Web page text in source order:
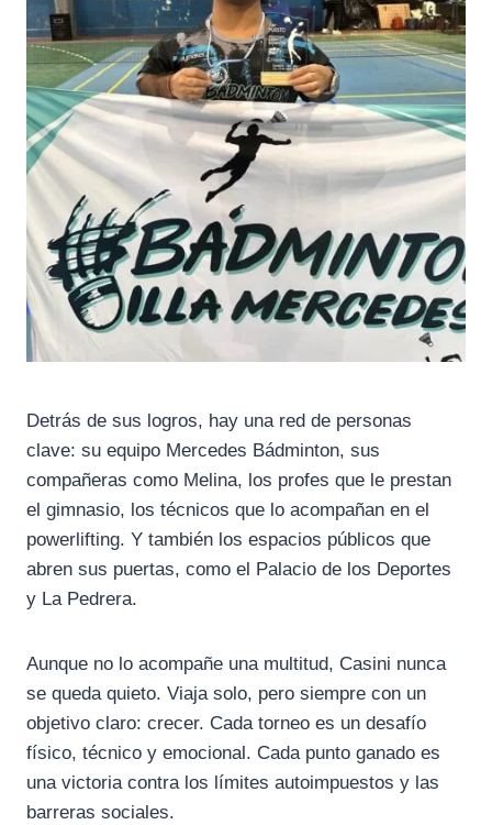
Detrás de sus logros, hay una red de personas
clave: su equipo Mercedes Bádminton, sus
compañeras como Melina, los profes que le prestan
el gimnasio, los técnicos que lo acompañan en el
powerlifting. Y también los espacios públicos que
abren sus puertas, como el Palacio de los Deportes
y La Pedrera.
Aunque no lo acompañe una multitud, Casini nunca
se queda quieto. Viaja solo, pero siempre con un
objetivo claro: crecer. Cada torneo es un desafío
físico, técnico y emocional. Cada punto ganado es
una victoria contra los límites autoimpuestos y las
barreras sociales.